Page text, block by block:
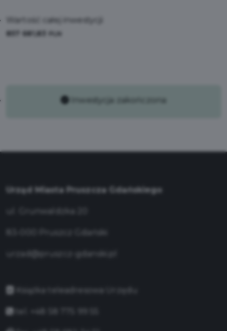
Wartość całej inwestycji:
857 681,83
Inwestycja zakończona
Urząd Miasta Pruszcza Gdańskiego
urzad@pruszcz-gdanski.pl
Książka teleadresowa Urzędu